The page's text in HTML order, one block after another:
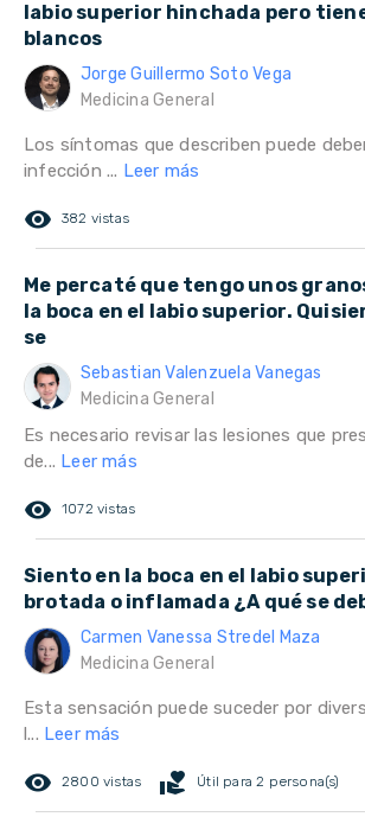
labio superior hinchada pero
blancos
Jorge Guillermo Soto Vega
Medicina General
Los síntomas que describen puede
infección ... Leer más
remove_red_eye 382 vistas
Me percaté que tengo unos
la boca en el labio superior.
se
Sebastian Valenzuela Vanegas
Medicina General
Es necesario revisar las lesiones que
de... Leer más
remove_red_eye 1072 vistas
Siento en la boca en el labio
brotada o inflamada ¿A qué se
Carmen Vanessa Stredel Maza
Medicina General
Esta sensación puede suceder por
l... Leer más
remove_red_eye 2800 vistas volunteer_activism Útil para 2 persona(s)